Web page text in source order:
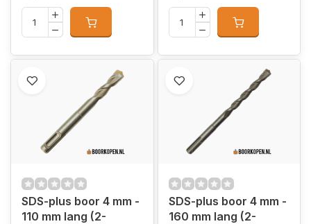
SDS-plus boor 4 mm -
110 mm lang (2-
SDS-plus boor 4 mm -
160 mm lang (2-